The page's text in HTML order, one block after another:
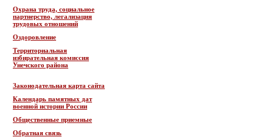
Охрана труда, социальное
партнерство, легализация
трудовых отношений
Оздоровление
Территориальная
избирательная комиссия
Унечского района
Законодательная карта сайта
Календарь памятных дат
военной истории России
Общественные приемные
Обратная связь